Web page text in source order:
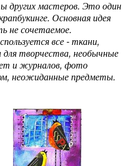
других мастеров. Это один
Основная идея
не сочетаемое.
все - ткани,
творчества, необычные
и журналов, фото
неожиданные предметы.